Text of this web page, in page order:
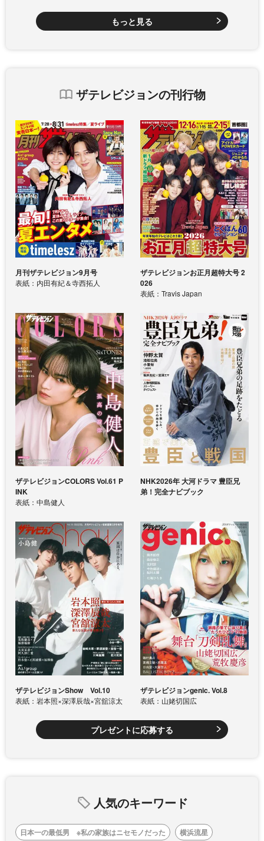
もっと見る
ザテレビジョンの刊行物
月刊ザテレビジョン9月号
表紙：内田有紀＆寺西拓人
ザテレビジョンお正月超特大号 2
026
表紙：Travis Japan
ザテレビジョンCOLORS Vol.61 P
INK
表紙：中島健人
NHK2026年 大河ドラマ 豊臣兄
弟！完全ナビブック
ザテレビジョンShow Vol.10
表紙：岩本照×深澤辰哉×宮舘涼太
ザテレビジョンgenic. Vol.8
表紙：山姥切国広
プレゼントに応募する
人気のキーワード
日本一の最低男 ※私の家族はニセモノだった
横浜流星